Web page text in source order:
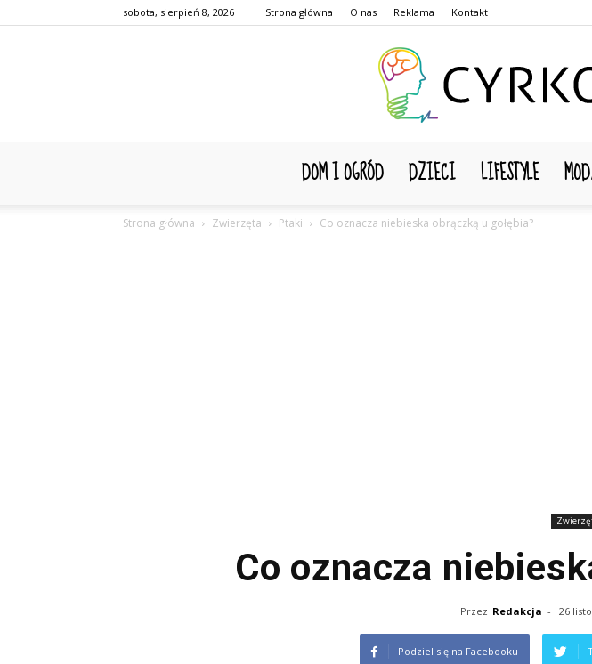
sobota, sierpień 8, 2026 Strona główna O nas Reklama Kontakt
DOM I OGRÓD DZIECI LIFESTYLE
Strona główna Zwierzęta Ptaki Co oznacza niebieska obrączką u gołębia?
Co oznacza
Przez Redakcja - 26
Podziel się na Facebooku